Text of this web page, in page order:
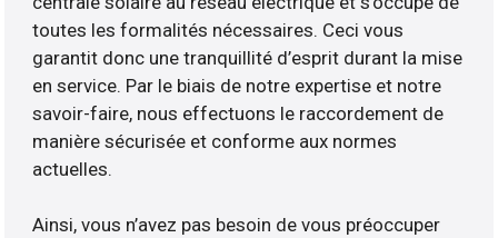
toutes les formalités nécessaires. Ceci vous
garantit donc une tranquillité d’esprit durant la mise
en service. Par le biais de notre expertise et notre
savoir-faire, nous effectuons le raccordement de
manière sécurisée et conforme aux normes
actuelles.
Ainsi, vous n’avez pas besoin de vous préoccuper